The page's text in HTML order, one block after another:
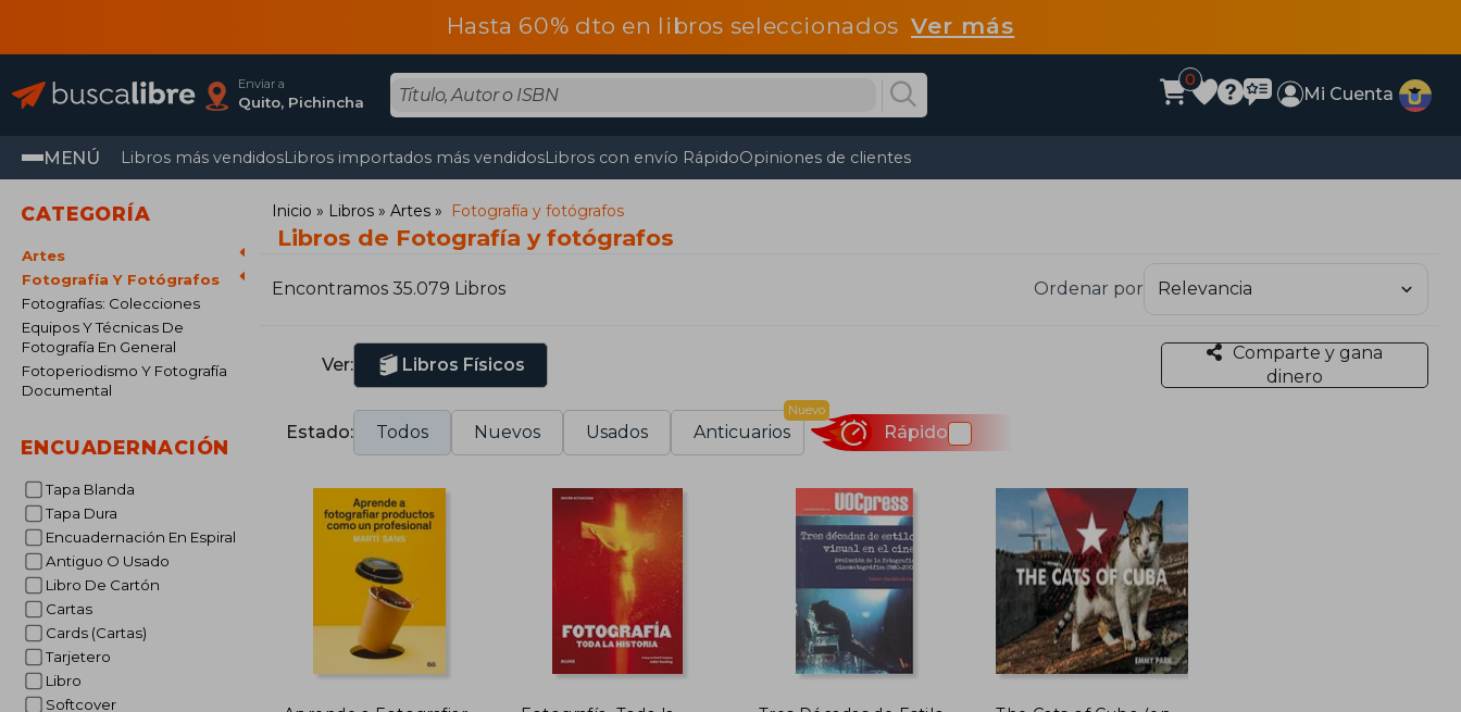
Hasta 60% dto en libros seleccionadosVer más
Enviar a
Quito, Pichincha
0
Mi Cuenta
MENÚ Libros más vendidosLibros importados más vendidosLibros con envío RápidoOpiniones de clientes
CATEGORÍA
Artes
Fotografía Y Fotógrafos
Fotografías: Colecciones
Equipos Y Técnicas De
Fotografía En General
Fotoperiodismo Y Fotografía
Documental
ENCUADERNACIÓN
Tapa Blanda
Tapa Dura
Encuadernación En Espiral
Antiguo O Usado
Libro De Cartón
Cartas
Cards (Cartas)
Tarjetero
Libro
Softcover
Inicio Libros Artes Fotografía y fotógrafos
Libros de Fotografía y fotógrafos
Encontramos 35.079 Libros Ordenar por
Ver: Libros Físicos
Comparte y gana
dinero
Estado: Todos Nuevos Usados Anticuarios
Nuevo
Rápido